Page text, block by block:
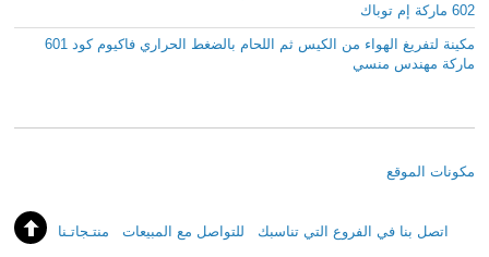
602 ماركة إم توباك
مكينة لتفريغ الهواء من الكيس ثم اللحام بالضغط الحراري فاكيوم كود 601
ماركة مهندس منسي
مكونات الموقع
اتصل بنا في الفروع التي تناسبك للتواصل مع المبيعات منتـجاتـنا